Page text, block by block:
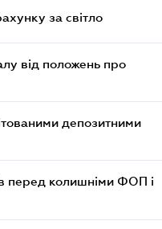
за світло
від положень про
депозитними
перед колишніми ФОП і